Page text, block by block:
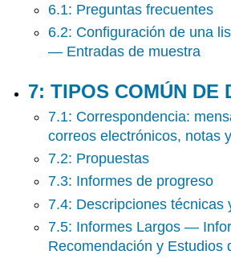
6.1: Preguntas frecuentes
6.2: Configuración de una
— Entradas de muestra
7: TIPOS COMÚN DE
7.1: Correspondencia:
correos electrónicos, notas
7.2: Propuestas
7.3: Informes de progreso
7.4: Descripciones técnicas
7.5: Informes Largos —
Recomendación y Estudios